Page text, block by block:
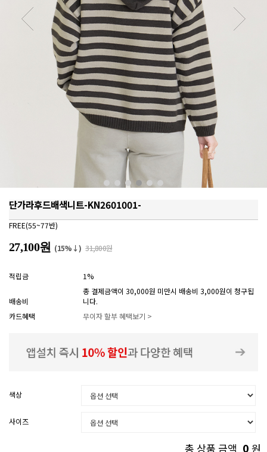
단가라후드배색니트-KN2601001-
FREE(55~77반)
27,100원 (15%↓) 31,800원
적립금 1%
배송비
총 결제금액이 30,000원 미만시 배송비 3,000원이 청구됩
니다.
카드혜택
무이자 할부 혜택보기 >
색상
사이즈
총 상품 금액 0 원